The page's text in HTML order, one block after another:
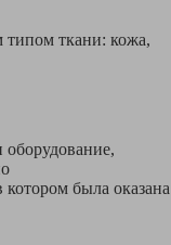
типом ткани: кожа,
оборудование,
была оказана